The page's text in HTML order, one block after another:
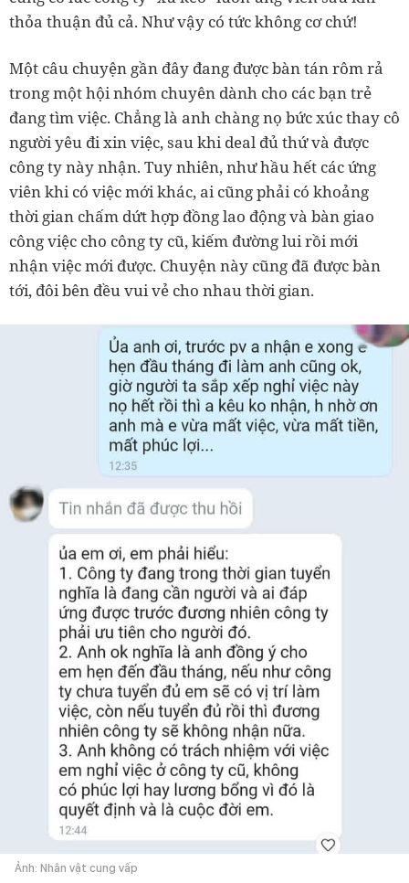
thỏa thuận đủ cả. Như vậy có tức không cơ chứ!
Một câu chuyện gần đây đang được bàn tán rôm rả
trong một hội nhóm chuyên dành cho các bạn trẻ
đang tìm việc. Chẳng là anh chàng nọ bức xúc thay cô
người yêu đi xin việc, sau khi deal đủ thứ và được
công ty này nhận. Tuy nhiên, như hầu hết các ứng
viên khi có việc mới khác, ai cũng phải có khoảng
thời gian chấm dứt hợp đồng lao động và bàn giao
công việc cho công ty cũ, kiếm đường lui rồi mới
nhận việc mới được. Chuyện này cũng đã được bàn
tới, đôi bên đều vui vẻ cho nhau thời gian.
Ảnh: Nhân vật cung vấp